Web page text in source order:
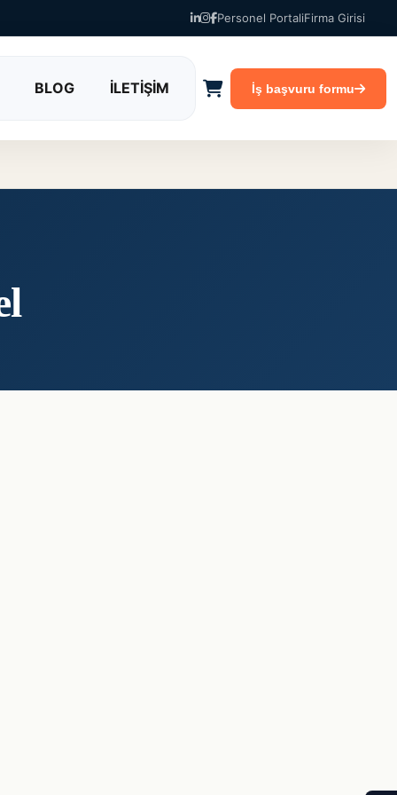
Personel PortaliFirma Girisi
BLOG İLETİŞİM İş başvuru formu